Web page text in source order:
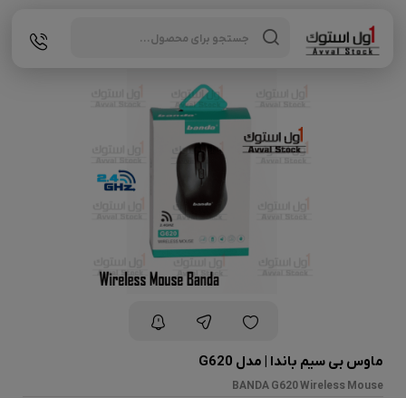
search
ماوس بی سیم باندا | مدل G620
BANDA G620 Wireless Mouse